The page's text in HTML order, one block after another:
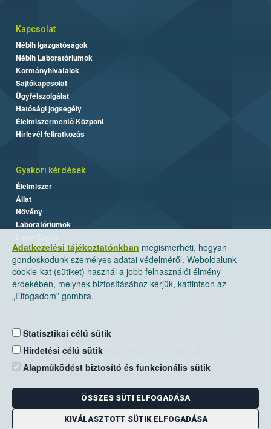
Adatkezelési tájékoztatónkban megismerheti, hogyan
gondoskodunk személyes adatai védelméről. Weboldalunk
cookie-kat (sütiket) használ a jobb felhasználói élmény
érdekében, melynek biztosításához kérjük, kattintson az
„Elfogadom” gombra.
Statisztikai célú sütik
Hirdetési célú sütik
Alapműködést biztosító és funkcionális sütik
ÖSSZES SÜTI ELFOGADÁSA
KIVÁLASZTOTT SÜTIK ELFOGADÁSA
Kapcsolat
Nébih Igazgatóságok
Nébih Laboratóriumok
Kormányhivatalok
Sajtókapcsolat
Ügyfélszolgálat
Hatósági jogsegély
Élelmiszermentő Központ
Hírlevél feliratkozás
Gyakori kérdések
Élelmiszer
Állat
Növény
Laboratóriumok
Nemzeti Élelmiszerlánc-biztonsági Hivatal
Levelezési cím: 1525 Budapest. Pf. 30.
E-mail:ugyfelszolgalat@nebih.gov.hu
Zöld szám: 06-80/263-244